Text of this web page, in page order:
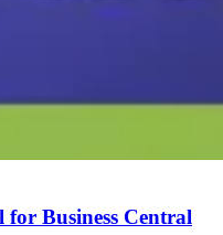
Business Central